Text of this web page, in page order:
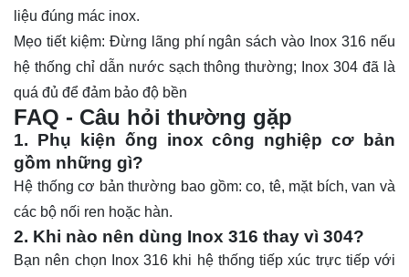
liệu đúng mác inox.
Mẹo tiết kiệm: Đừng lãng phí ngân sách vào Inox 316 nếu
hệ thống chỉ dẫn nước sạch thông thường; Inox 304 đã là
quá đủ để đảm bảo độ bền
FAQ - Câu hỏi thường gặp
1. Phụ kiện ống inox công nghiệp cơ bản
gồm những gì?
Hệ thống cơ bản thường bao gồm: co, tê, mặt bích, van và
các bộ nối ren hoặc hàn.
2. Khi nào nên dùng Inox 316 thay vì 304?
Bạn nên chọn Inox 316 khi hệ thống tiếp xúc trực tiếp với